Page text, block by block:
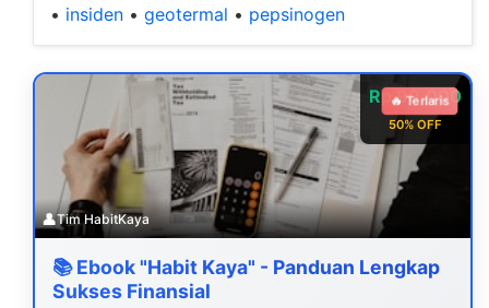
• insiden • geotermal • pepsinogen
Rp 99.000
50% OFF
🔥 Terlaris
👤Tim HabitKaya
📚 Ebook "Habit Kaya" - Panduan Lengkap
Sukses Finansial